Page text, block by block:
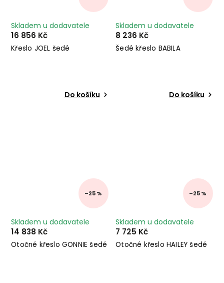
Křeslo JOEL šedé
Skladem u dodavatele
16 856 Kč
Do košíku
Šedé křeslo BABILA
Skladem u dodavatele
8 236 Kč
Do košíku
–25 %
Otočné křeslo GONNIE šedé
Skladem u dodavatele
14 838 Kč
–25 %
Otočné křeslo HAILEY šedé
Skladem u dodavatele
7 725 Kč